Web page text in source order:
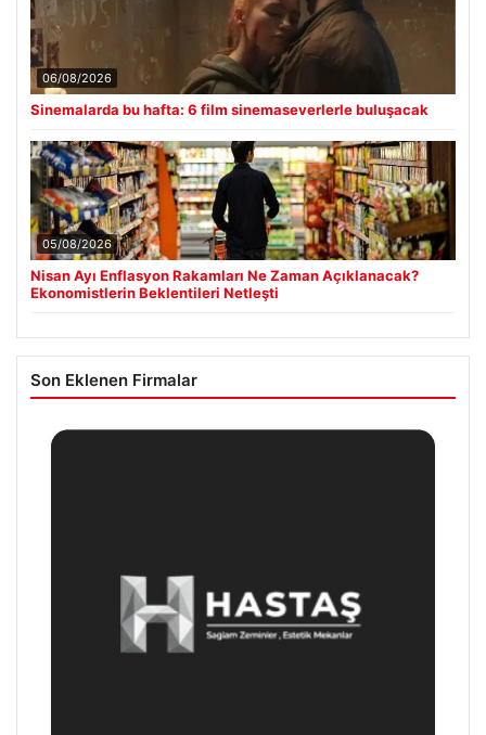
06/08/2026
Sinemalarda bu hafta: 6 film sinemaseverlerle buluşacak
05/08/2026
Nisan Ayı Enflasyon Rakamları Ne Zaman Açıklanacak?
Ekonomistlerin Beklentileri Netleşti
Son Eklenen Firmalar